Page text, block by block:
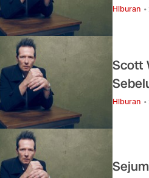
Hiburan
Scott
Hiburan